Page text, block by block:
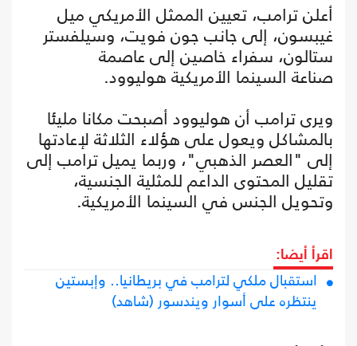
أعلن ترامب، تعيين الممثل الأمريكي ميل
غيبسون، إلى جانب جون فويت، وسيلفستر
ستالون، سفراء خاصين إلى عاصمة
صناعة السينما الأمريكية هوليوود.
ويرى ترامب أن هوليوود أصبحت مكانا مليئا
بالمشاكل ويعول على هؤلاء الثلاثة لإعادتها
إلى "العصر الذهبي"، وربما يميل ترامب إلى
تقليل المحتوى الداعم للمثلية الجنسية،
وتحويل الجنس في السينما الأمريكية.
اقرأ أيضا:
استقبال ملكي لترامب في بريطانيا.. وإبستين
ينتظره على أسوار ويندسور (شاهد)